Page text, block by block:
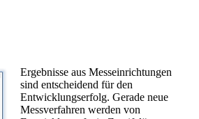
Ergebnisse aus Messeinrichtungen
sind entscheidend für den
Entwicklungserfolg. Gerade neue
Messverfahren werden von